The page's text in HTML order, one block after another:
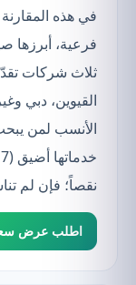
فرعية، أبرزها
ثلاث شركات
القيوين، دبي
الأنسب لمن
نقصاً؛ فإن لم
اطلب عرض